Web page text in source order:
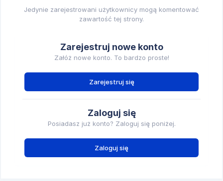
Jedynie zarejestrowani użytkownicy mogą komentować
zawartość tej strony.
Zarejestruj nowe konto
Załóż nowe konto. To bardzo proste!
Zarejestruj się
Zaloguj się
Posiadasz już konto? Zaloguj się poniżej.
Zaloguj się